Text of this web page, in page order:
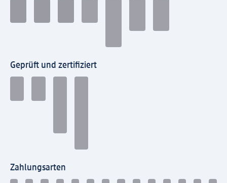
Geprüft und zertifiziert
Zahlungsarten